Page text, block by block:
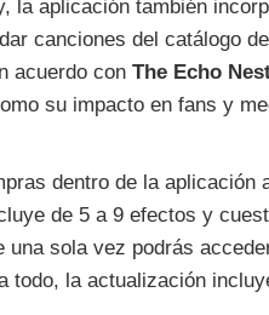
la aplicación también
canciones del catálogo
acuerdo con The Echo
su impacto en fans y
dentro de la aplicación
de 5 a 9 efectos y
sola vez podrás
todo, la actualización